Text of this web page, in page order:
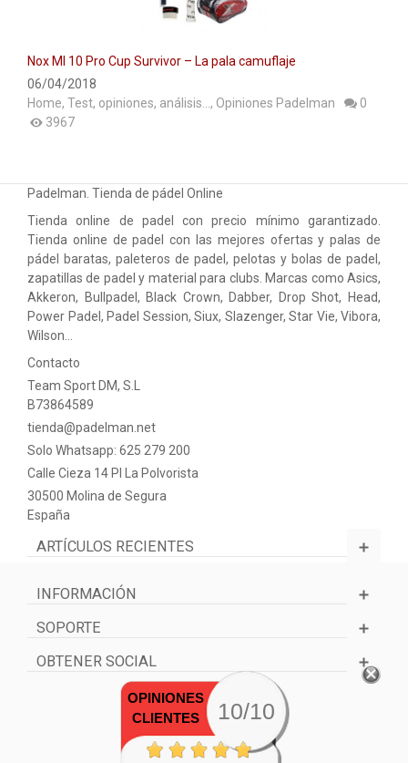
Nox Ml 10 Pro Cup Survivor – La pala camuflaje
06/04/2018
Home, Test, opiniones, análisis... , Opiniones Padelman
0
3967
Padelman. Tienda de pádel Online
Tienda online de padel con precio mínimo garantizado.
Tienda online de padel con las mejores ofertas y palas de
pádel baratas, paleteros de padel, pelotas y bolas de padel,
zapatillas de padel y material para clubs. Marcas como Asics,
Akkeron, Bullpadel, Black Crown, Dabber, Drop Shot, Head,
Power Padel, Padel Session, Siux, Slazenger, Star Vie, Vibora,
Wilson…
Contacto
Team Sport DM, S.L
B73864589
tienda@padelman.net
Solo Whatsapp: 625 279 200
Calle Cieza 14 PI La Polvorista
30500 Molina de Segura
España
ARTÍCULOS RECIENTES
INFORMACIÓN
SOPORTE
OBTENER SOCIAL
OPINIONES
CLIENTES
10/10